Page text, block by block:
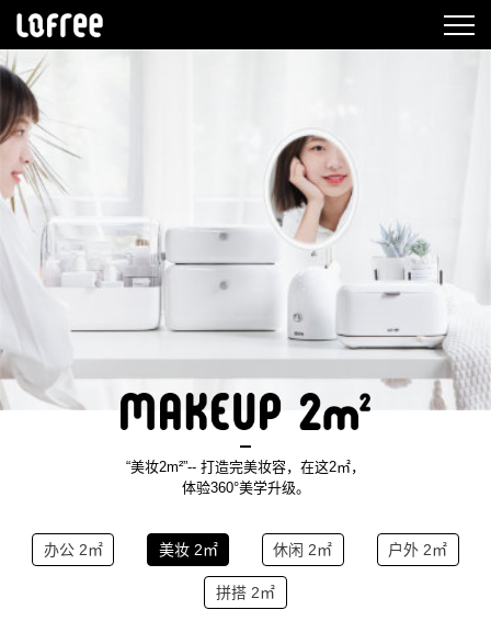
“美妆2m²”-- 打造完美妆容，在这2㎡，
体验360°美学升级。
办公 2㎡ 美妆 2㎡ 休闲 2㎡ 户外 2㎡
拼搭 2㎡